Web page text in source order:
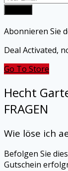
Abonnieren Sie
Deal Activated,
Go To Store
Hecht
FRAGEN
Wie löse ich
Befolgen Sie
Gutschein